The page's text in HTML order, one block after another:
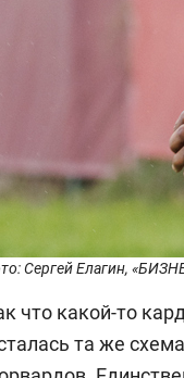
Сергей Елагин,
что какой-то
та же